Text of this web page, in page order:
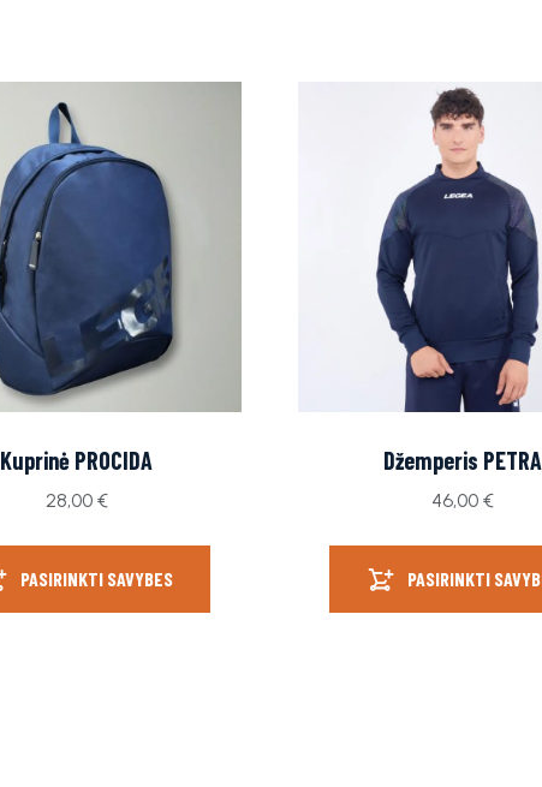
Kuprinė PROCIDA
28,00 €
PASIRINKTI SAVYBES
Džemperis PETRA
46,00€
PASIRINKTI